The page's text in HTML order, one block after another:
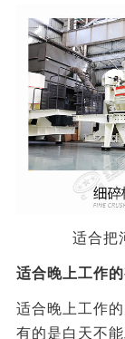
适合把
适合晚上工作
适合晚上工作
有的是白天不